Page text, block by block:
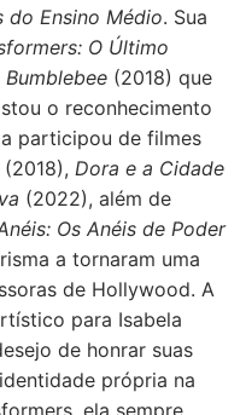
do Ensino Médio. Sua
O Último
Bumblebee (2018) que
o reconhecimento
participou de filmes
(2018), Dora e a Cidade
(2022), além de
Os Anéis de Poder
a tornaram uma
de Hollywood. A
para Isabela
de honrar suas
própria na
ela sempre